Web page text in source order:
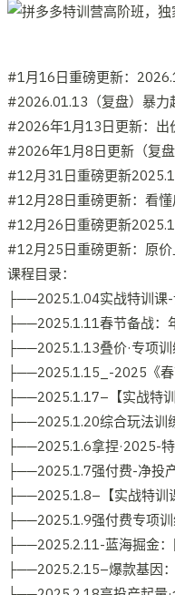
#1月16日重磅更新：
#2026.01.13（复盘）暴力
#2026年1月13日更新：出
#2026年1月8日更新（复
#12月31日重磅更新
#12月28日重磅更新：看
#12月26日重磅更新
#12月25日重磅更新：原价
课程目录：
├──2025.1.04实战特训课
├──2025.1.11春节备战：
├──2025.1.13叠价·专项
├──2025.1.15_-2025《
├──2025.1.17–【实战特
├──2025.1.20综合玩法训
├──2025.1.6拿捏·2025-
├──2025.1.7强付费-净投
├──2025.1.8–【实战特训
├──2025.1.9强付费专项
├──2025.2.11-蓝海掘金
├──2025.2.15–爆款基因